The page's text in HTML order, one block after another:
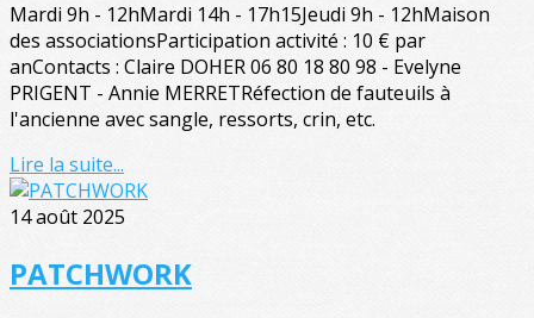
Mardi 9h - 12hMardi 14h - 17h15Jeudi 9h - 12hMaison
des associationsParticipation activité : 10 € par
anContacts : Claire DOHER 06 80 18 80 98 - Evelyne
PRIGENT - Annie MERRETRéfection de fauteuils à
l'ancienne avec sangle, ressorts, crin, etc.
Lire la suite...
14 août 2025
PATCHWORK